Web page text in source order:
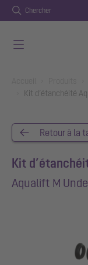
Chercher
Kit d’étanchéité
Retour à la
Kit
Aqualift M